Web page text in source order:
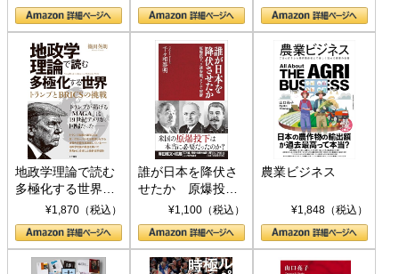
地政学理論で読む
多極化する世界：
トランプとBRICS
の挑戦
¥1,870（税込）
誰が日本を降伏さ
せたか 原爆投
下、ソ連参戦、そ
して聖断 (PHP新
書)
¥1,100（税込）
農業ビジネス
¥1,848（税込）